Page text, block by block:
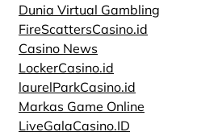
Dunia Virtual Gambling
FireScattersCasino.id
Casino News
LockerCasino.id
laurelParkCasino.id
Markas Game Online
LiveGalaCasino.ID